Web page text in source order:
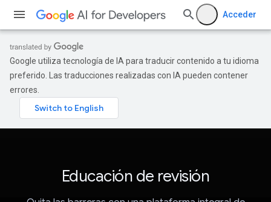
Acceder
Google utiliza tecnología de IA para traducir contenido a tu idioma
preferido. Las traducciones realizadas con IA pueden contener
errores.
Educación de revisión